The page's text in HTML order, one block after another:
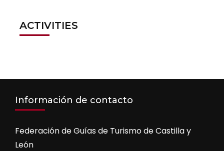
ACTIVITIES
Información de contacto
Federación de Guías de Turismo de Castilla y
León